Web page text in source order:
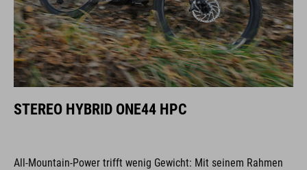
STEREO HYBRID ONE44 HPC
All-Mountain-Power trifft wenig Gewicht: Mit seinem Rahmen